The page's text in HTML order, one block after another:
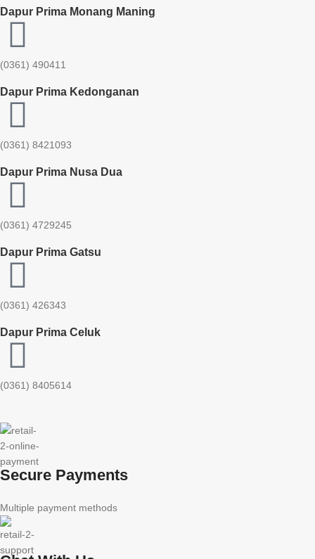
Dapur Prima Monang Maning
(0361) 490411​
Dapur Prima Kedonganan
(0361) 8421093
Dapur Prima Nusa Dua
(0361) 4729245
Dapur Prima Gatsu
(0361) 426343
Dapur Prima Celuk
(0361) 8405614
Secure Payments
Multiple payment methods